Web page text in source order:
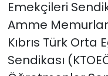
Emekçileri
Amme
Kıbrıs Türk
Sendikası